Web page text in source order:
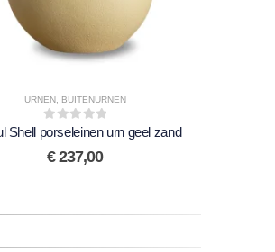
URNEN, BUITENURNEN
0out of 5
Shell porseleinen urn geel zand
€237,00